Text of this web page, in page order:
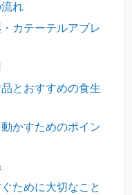
れ
カテーテルアブレ
とおすすめの食生
かすためのポイン
ために大切なこと